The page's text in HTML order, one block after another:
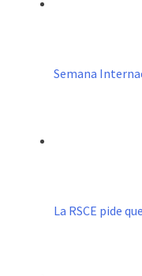
Semana
La RSCE pide